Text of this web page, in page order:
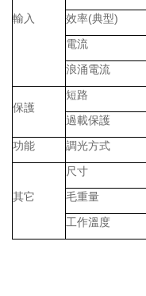
輸入
效率(典型)
電流
浪涌電流
保護
短路
過載保護
功能
調光方式
其它
尺寸
毛重量
工作溫度